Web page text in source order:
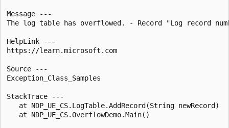
Message ---
The log table has overflowed. - Record "Log record
HelpLink ---
https://learn.microsoft.com
Source ---
Exception_Class_Samples
StackTrace ---
   at NDP_UE_CS.LogTable.AddRecord(String newRecord)
   at NDP_UE_CS.OverflowDemo.Main()